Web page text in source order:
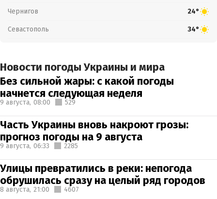
Чернигов 24°
Севастополь 34°
Новости погоды Украины и мира
Без сильной жары: с какой погоды
начнется следующая неделя
9 августа, 08:00 529
Часть Украины вновь накроют грозы:
прогноз погоды на 9 августа
9 августа, 06:33 2285
Улицы превратились в реки: непогода
обрушилась сразу на целый ряд городов
8 августа, 21:00 4607